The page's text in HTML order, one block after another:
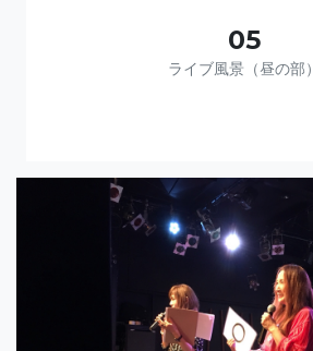
05
ライブ風景（昼の部）